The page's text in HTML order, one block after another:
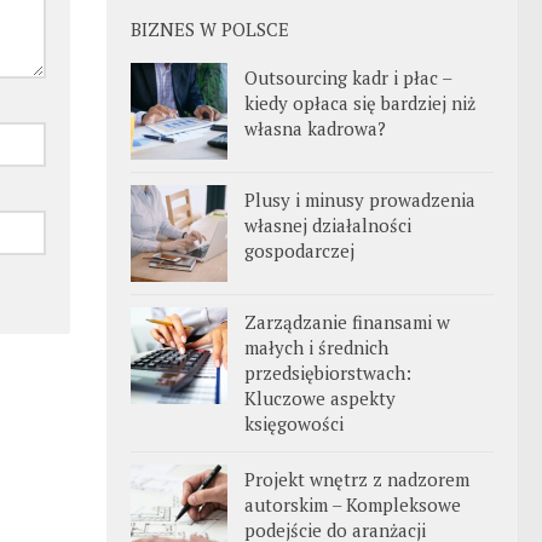
BIZNES W POLSCE
Outsourcing kadr i płac –
kiedy opłaca się bardziej niż
własna kadrowa?
Plusy i minusy prowadzenia
własnej działalności
gospodarczej
Zarządzanie finansami w
małych i średnich
przedsiębiorstwach:
Kluczowe aspekty
księgowości
Projekt wnętrz z nadzorem
autorskim – Kompleksowe
podejście do aranżacji